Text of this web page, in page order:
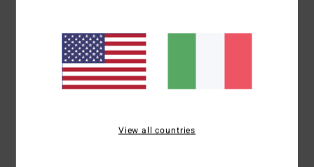
Composizione[Tessuto principale] 100% cotone
View all countries